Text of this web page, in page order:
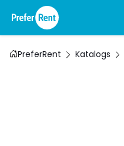
PreferRent Katalogs